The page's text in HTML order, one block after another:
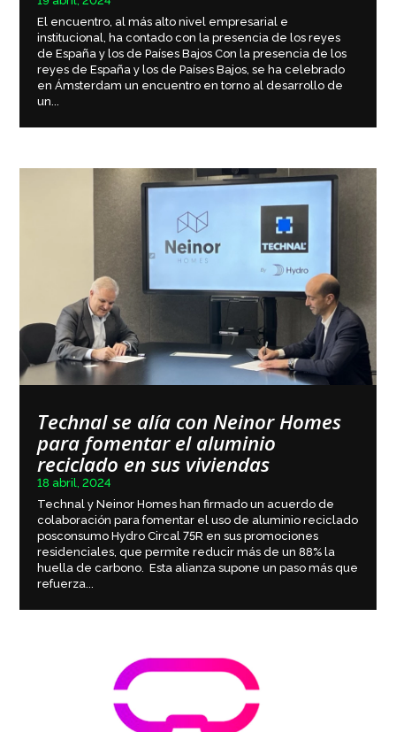
El encuentro, al más alto nivel empresarial e
institucional, ha contado con la presencia de los reyes
de España y los de Países Bajos Con la presencia de los
reyes de España y los de Países Bajos, se ha celebrado
en Ámsterdam un encuentro en torno al desarrollo de
un...
Technal se alía con Neinor Homes
para fomentar el aluminio
reciclado en sus viviendas
18 abril, 2024
Technal y Neinor Homes han firmado un acuerdo de
colaboración para fomentar el uso de aluminio reciclado
posconsumo Hydro Circal 75R en sus promociones
residenciales, que permite reducir más de un 88% la
huella de carbono. Esta alianza supone un paso más que
refuerza...